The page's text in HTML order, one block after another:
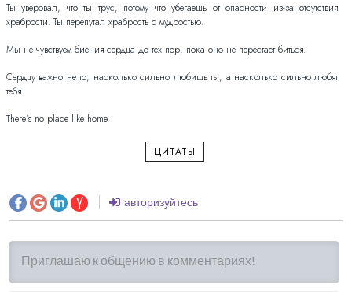
Ты уверовал, что ты трус, потому что убегаешь от опасности из-за отсутствия
храбрости. Ты перепутал храбрость с мудростью.
Мы не чувствуем биения сердца до тех пор, пока оно не перестает биться.
Сердцу важно не то, насколько сильно любишь ты, а насколько сильно любят
тебя.
There’s no place like home.
ЦИТАТЫ
авторизуйтесь